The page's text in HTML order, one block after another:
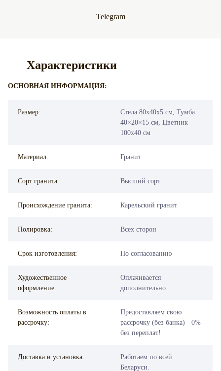
Telegram
Характеристики
ОСНОВНАЯ ИНФОРМАЦИЯ:
Размер:
Стела 80х40х5 см, Тумба
40×20×15 см, Цветник
100х40 см
Материал: Гранит
Сорт гранита: Высший сорт
Происхождение гранита: Карельский гранит
Полировка: Всех сторон
Срок изготовления: По согласованию
Художественное
оформление:
Оплачивается
дополнительно
Возможность оплаты в
рассрочку:
Предоставляем свою
рассрочку (без банка) - 0%
без переплат!
Доставка и установка:
Работаем по всей
Беларуси.